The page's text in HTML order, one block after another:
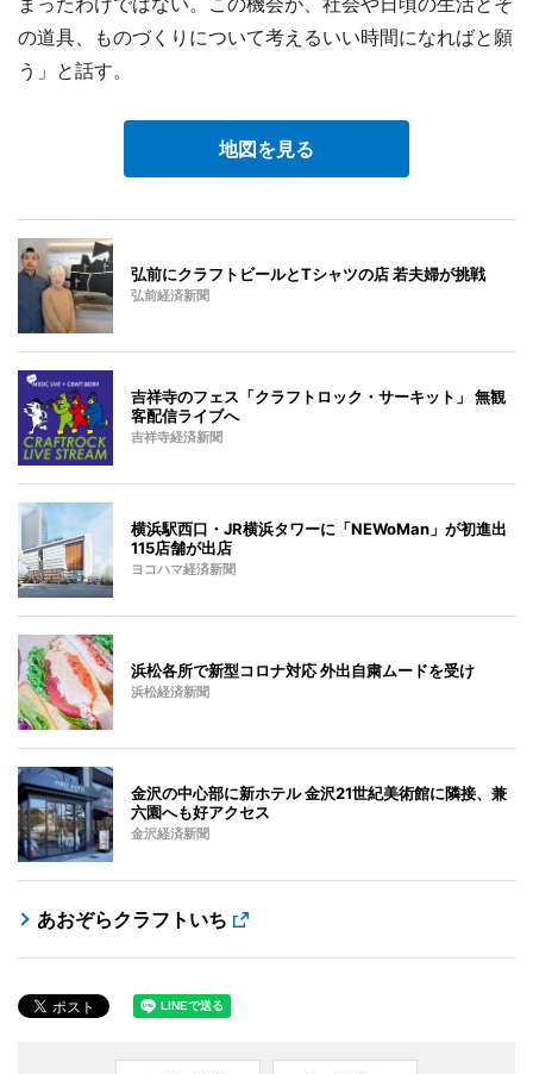
の道具、ものづくりについて考えるいい時間になればと願
う」と話す。
地図を見る
弘前にクラフトビールとTシャツの店 若夫婦が挑戦
弘前経済新聞
吉祥寺のフェス「クラフトロック・サーキット」 無観
客配信ライブへ
吉祥寺経済新聞
横浜駅西口・JR横浜タワーに「NEWoMan」が初進出
115店舗が出店
ヨコハマ経済新聞
浜松各所で新型コロナ対応 外出自粛ムードを受け
浜松経済新聞
金沢の中心部に新ホテル 金沢21世紀美術館に隣接、兼
六園へも好アクセス
金沢経済新聞
あおぞらクラフトいち